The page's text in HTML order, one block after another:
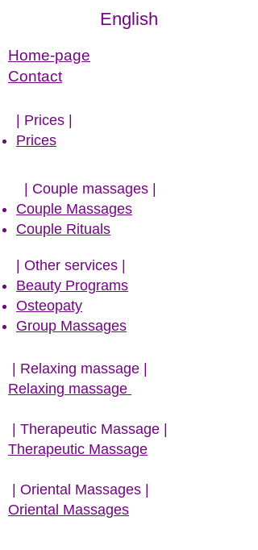
English
Home-page
Contact
| ​Prices |
Prices
| Couple massages |
Couple Massages
Couple Rituals
​| Other services |
Beauty Programs
Osteopaty
Group Massages
| Relaxing massage
Relaxing massage
| Therapeutic Massage |
Therapeutic Massage
| Oriental Massages |
Oriental Massages